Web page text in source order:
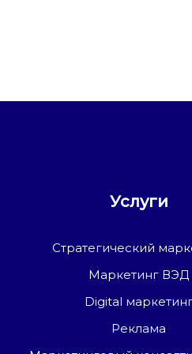
Услуги
Стратегический
Маркетинг ВЭД
Digital
Реклама